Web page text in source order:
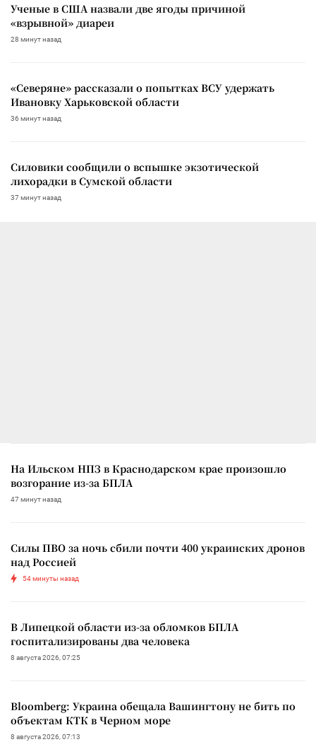
Ученые в США назвали две ягоды причиной
«взрывной» диареи
28 минут назад
«Северяне» рассказали о попытках ВСУ удержать
Ивановку Харьковской области
36 минут назад
Силовики сообщили о вспышке экзотической
лихорадки в Сумской области
37 минут назад
На Ильском НПЗ в Краснодарском крае произошло
возгорание из-за БПЛА
47 минут назад
Силы ПВО за ночь сбили почти 400 украинских дронов
над Россией
54 минуты назад
В Липецкой области из-за обломков БПЛА
госпитализированы два человека
8 августа 2026, 07:25
Bloomberg: Украина обещала Вашингтону не бить по
объектам КТК в Черном море
8 августа 2026, 07:13